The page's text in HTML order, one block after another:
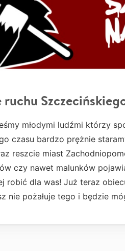
ruchu
młodymi ludźmi którzy
czasu bardzo prężnie
reszcie miast
czy nawet malunków
robić dla was! Już teraz
nie pożałuje tego i będzie